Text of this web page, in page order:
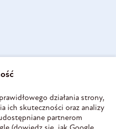
działania strony,
ich skuteczności oraz analizy
partnerom